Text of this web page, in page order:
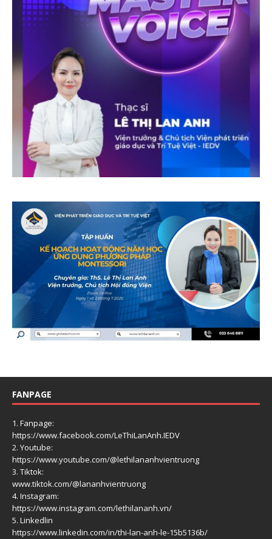
FANPAGE
1. Fanpage:
https://www.facebook.com/LeThiLanAnh.IEDV
2. Youtube:
https://www.youtube.com/@lethilananhvientruong
3. Tiktok:
www.tiktok.com/@lananhvientruong
4. Instagram:
https://www.instagram.com/lethilananh.vn/
5. Linkedlin
https://www.linkedin.com/in/thi-lan-anh-le-15b5136b/